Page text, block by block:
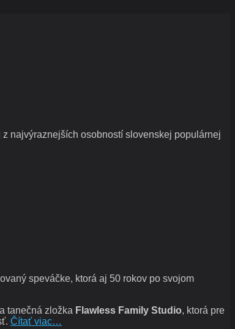
najvýraznejších osobností slovenskej populárnej
speváčke, ktorá aj 50 rokov po svojom
a tanečná zložka Flawless Family Studio, ktorá pre
Čítať viac…